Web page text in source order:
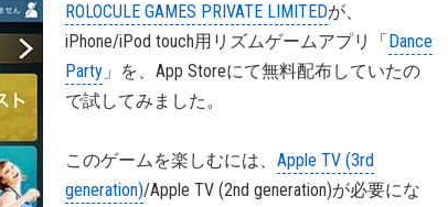
ROLOCULE GAMES PRIVATE LIMITEDが、
iPhone/iPod touch用リズムゲームアプリ「Dance
Party 」を、App Storeにて無料配布していたの
で試してみました。
このゲームを楽しむには、 Apple TV (3rd
generation)/Apple TV (2nd generation)が必要にな